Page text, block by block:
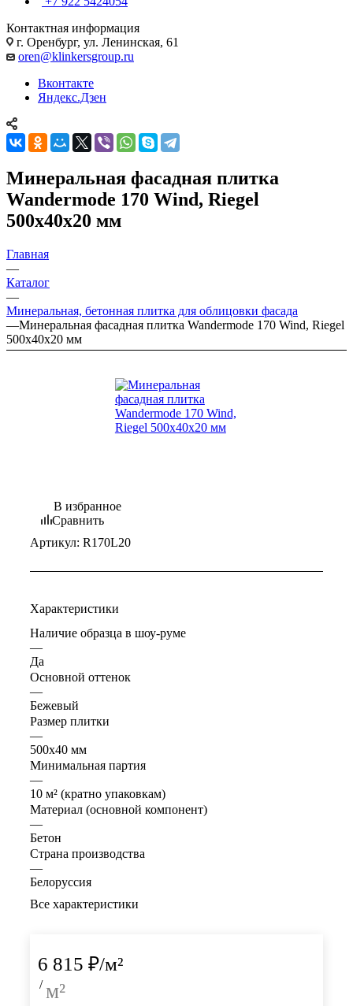
Контактная информация
г. Оренбург, ул. Ленинская, 61
oren@klinkersgroup.ru
Вконтакте
Яндекс.Дзен
Минеральная фасадная плитка
Wandermode 170 Wind, Riegel
500х40х20 мм
Главная
—
Каталог
—
Минеральная, бетонная плитка для облицовки фасада
—Минеральная фасадная плитка Wandermode 170 Wind, Riegel
500х40х20 мм
В избранное
Сравнить
Артикул: R170L20
Характеристики
Наличие образца в шоу-руме
—
Да
Основной оттенок
—
Бежевый
Размер плитки
—
500х40 мм
Минимальная партия
—
10 м² (кратно упаковкам)
Материал (основной компонент)
—
Бетон
Страна производства
—
Белоруссия
Все характеристики
6 815 ₽/м²
/ м²